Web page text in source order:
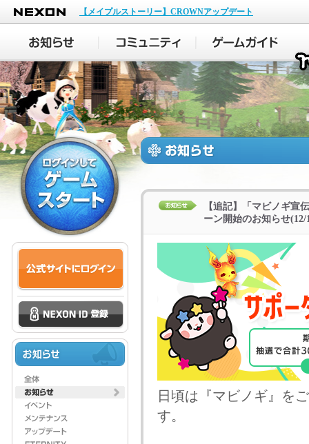
NEXON
【メイプルストーリー】CROWNアップデート
【追記】「マビノギ宣
ーン開始のお知らせ(12/
日頃は『マビノギ』を
す。